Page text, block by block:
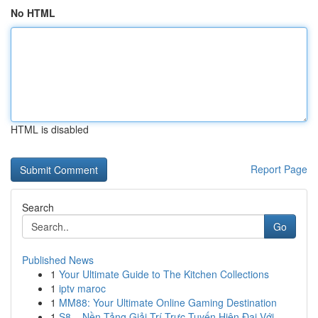
No HTML
HTML is disabled
Report Page
Search
Go
Published News
1 Your Ultimate Guide to The Kitchen Collections
1 iptv maroc
1 MM88: Your Ultimate Online Gaming Destination